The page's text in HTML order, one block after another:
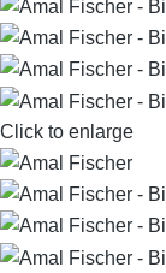
Click to enlarge